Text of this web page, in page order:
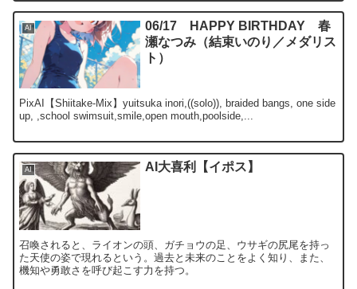
AI
06/17 HAPPY BIRTHDAY 春
瀬なつみ（結束いのり／メダリス
ト）
PixAI【Shiitake-Mix】yuitsuka inori,((solo)), braided bangs, one side
up, ,school swimsuit,smile,open mouth,poolside,...
AI AI大喜利【イポス】
召喚されると、ライオンの頭、ガチョウの足、ウサギの尻尾を持っ
た天使の姿で現れるという。過去と未来のことをよく知り、また、
機知や勇敢さを呼び起こす力を持つ。